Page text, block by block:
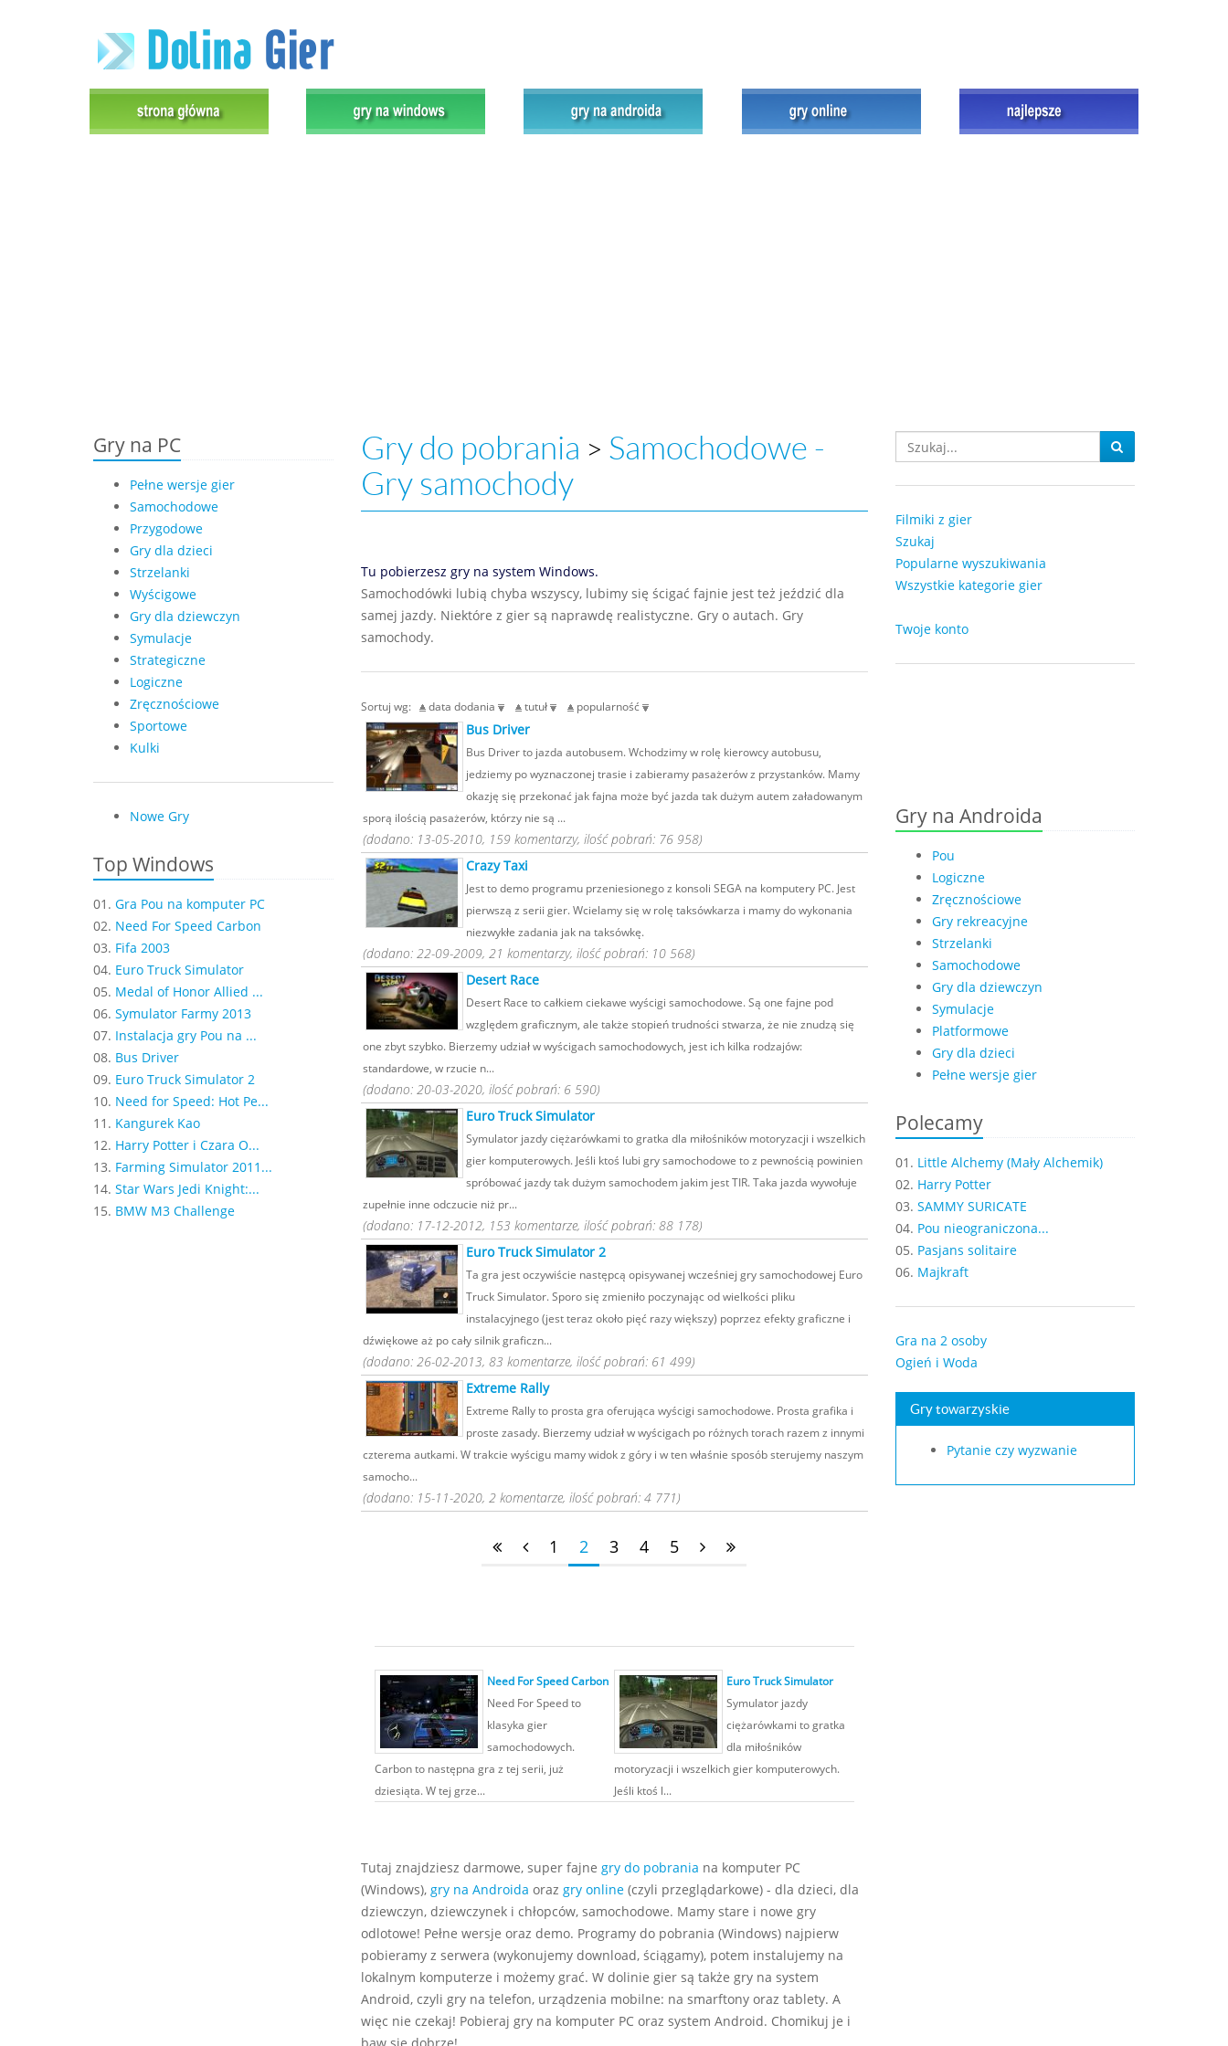
Gry na PC
Pełne wersje gier
Samochodowe
Przygodowe
Gry dla dzieci
Strzelanki
Wyścigowe
Gry dla dziewczyn
Symulacje
Strategiczne
Logiczne
Zręcznościowe
Sportowe
Kulki
Nowe Gry
Top Windows
01. Gra Pou na komputer PC
02. Need For Speed Carbon
03. Fifa 2003
04. Euro Truck Simulator
05. Medal of Honor Allied ...
06. Symulator Farmy 2013
07. Instalacja gry Pou na ...
08. Bus Driver
09. Euro Truck Simulator 2
10. Need for Speed: Hot Pe...
11. Kangurek Kao
12. Harry Potter i Czara O...
13. Farming Simulator 2011...
14. Star Wars Jedi Knight:...
15. BMW M3 Challenge
Gry do pobrania > Samochodowe -
Gry samochody
Tu pobierzesz gry na system Windows.
Samochodówki lubią chyba wszyscy, lubimy się ścigać fajnie jest też jeździć dla
samej jazdy. Niektóre z gier są naprawdę realistyczne. Gry o autach. Gry
samochody.
Sortuj wg: data dodania tutuł popularność
Bus Driver
Bus Driver to jazda autobusem. Wchodzimy w rolę kierowcy autobusu,
jedziemy po wyznaczonej trasie i zabieramy pasażerów z przystanków. Mamy
okazję się przekonać jak fajna może być jazda tak dużym autem załadowanym
sporą ilością pasażerów, którzy nie są ...
(dodano: 13-05-2010, 159 komentarzy, ilość pobrań: 76 958)
Crazy Taxi
Jest to demo programu przeniesionego z konsoli SEGA na komputery PC. Jest
pierwszą z serii gier. Wcielamy się w rolę taksówkarza i mamy do wykonania
niezwykłe zadania jak na taksówkę.
(dodano: 22-09-2009, 21 komentarzy, ilość pobrań: 10 568)
Desert Race
Desert Race to całkiem ciekawe wyścigi samochodowe. Są one fajne pod
względem graficznym, ale także stopień trudności stwarza, że nie znudzą się
one zbyt szybko. Bierzemy udział w wyścigach samochodowych, jest ich kilka rodzajów:
standardowe, w rzucie n...
(dodano: 20-03-2020, ilość pobrań: 6 590)
Euro Truck Simulator
Symulator jazdy ciężarówkami to gratka dla miłośników motoryzacji i wszelkich
gier komputerowych. Jeśli ktoś lubi gry samochodowe to z pewnością powinien
spróbować jazdy tak dużym samochodem jakim jest TIR. Taka jazda wywołuje
zupełnie inne odczucie niż pr...
(dodano: 17-12-2012, 153 komentarze, ilość pobrań: 88 178)
Euro Truck Simulator 2
Ta gra jest oczywiście następcą opisywanej wcześniej gry samochodowej Euro
Truck Simulator. Sporo się zmieniło poczynając od wielkości pliku
instalacyjnego (jest teraz około pięć razy większy) poprzez efekty graficzne i
dźwiękowe aż po cały silnik graficzn...
(dodano: 26-02-2013, 83 komentarze, ilość pobrań: 61 499)
Extreme Rally
Extreme Rally to prosta gra oferująca wyścigi samochodowe. Prosta grafika i
proste zasady. Bierzemy udział w wyścigach po różnych torach razem z innymi
czterema autkami. W trakcie wyścigu mamy widok z góry i w ten właśnie sposób sterujemy naszym
samocho...
(dodano: 15-11-2020, 2 komentarze, ilość pobrań: 4 771)
1 2 3 4 5
Need For Speed Carbon
Need For Speed to
klasyka gier
samochodowych.
Carbon to następna gra z tej serii, już
dziesiąta. W tej grze...
Euro Truck Simulator
Symulator jazdy
ciężarówkami to gratka
dla miłośników
motoryzacji i wszelkich gier komputerowych.
Jeśli ktoś l...
Tutaj znajdziesz darmowe, super fajne gry do pobrania na komputer PC
(Windows), gry na Androida oraz gry online(czyli przeglądarkowe) - dla dzieci, dla
dziewczyn, dziewczynek i chłopców, samochodowe. Mamy stare i nowe gry
odlotowe! Pełne wersje oraz demo. Programy do pobrania (Windows) najpierw
pobieramy z serwera (wykonujemy download, ściągamy), potem instalujemy na
lokalnym komputerze i możemy grać. W dolinie gier są także gry na system
Android, czyli gry na telefon, urządzenia mobilne: na smarftony oraz tablety. A
więc nie czekaj! Pobieraj gry na komputer PC oraz system Android. Chomikuj je i
Filmiki z gier
Szukaj
Popularne wyszukiwania
Wszystkie kategorie gier
Twoje konto
Gry na Androida
Pou
Logiczne
Zręcznościowe
Gry rekreacyjne
Strzelanki
Samochodowe
Gry dla dziewczyn
Symulacje
Platformowe
Gry dla dzieci
Pełne wersje gier
Polecamy
01. Little Alchemy (Mały Alchemik)
02. Harry Potter
03. SAMMY SURICATE
04. Pou nieograniczona...
05. Pasjans solitaire
06. Majkraft
Gra na 2 osoby
Ogień i Woda
Gry towarzyskie
Pytanie czy wyzwanie